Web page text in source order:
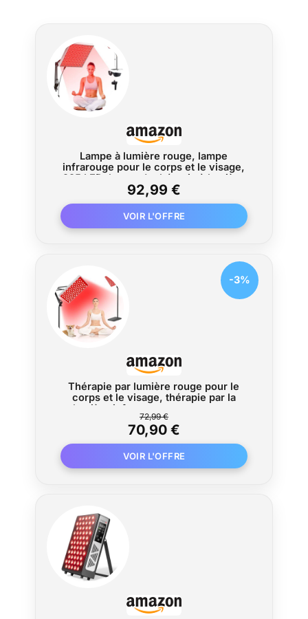
Lampe à lumière rouge, lampe
infrarouge pour le corps et le visage,
225 LED, lampe de thérapie à lumière
rouge, 660 nm et 850 nm, appareil de
relaxation de thérapie à la lumière
rouge, avec support
92,99 €
Thérapie par lumière rouge pour le
corps et le visage, thérapie par la
lumière infrarouge avec support,
panneau de lampe de thérapie par
lumière rouge, lumière rouge 660 nm et
850 nm LED proche
72,99 €
70,90 €
-3%